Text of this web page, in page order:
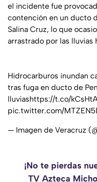
el incidente fue
contención en un ducto
Salina Cruz, lo que
arrastrado por las lluvias
Hidrocarburos inundan
tras fuga en ducto de
lluviashttps://t.co/
pic.twitter.com/
— Imagen de Veracruz
¡No te pierdas
TV Azteca